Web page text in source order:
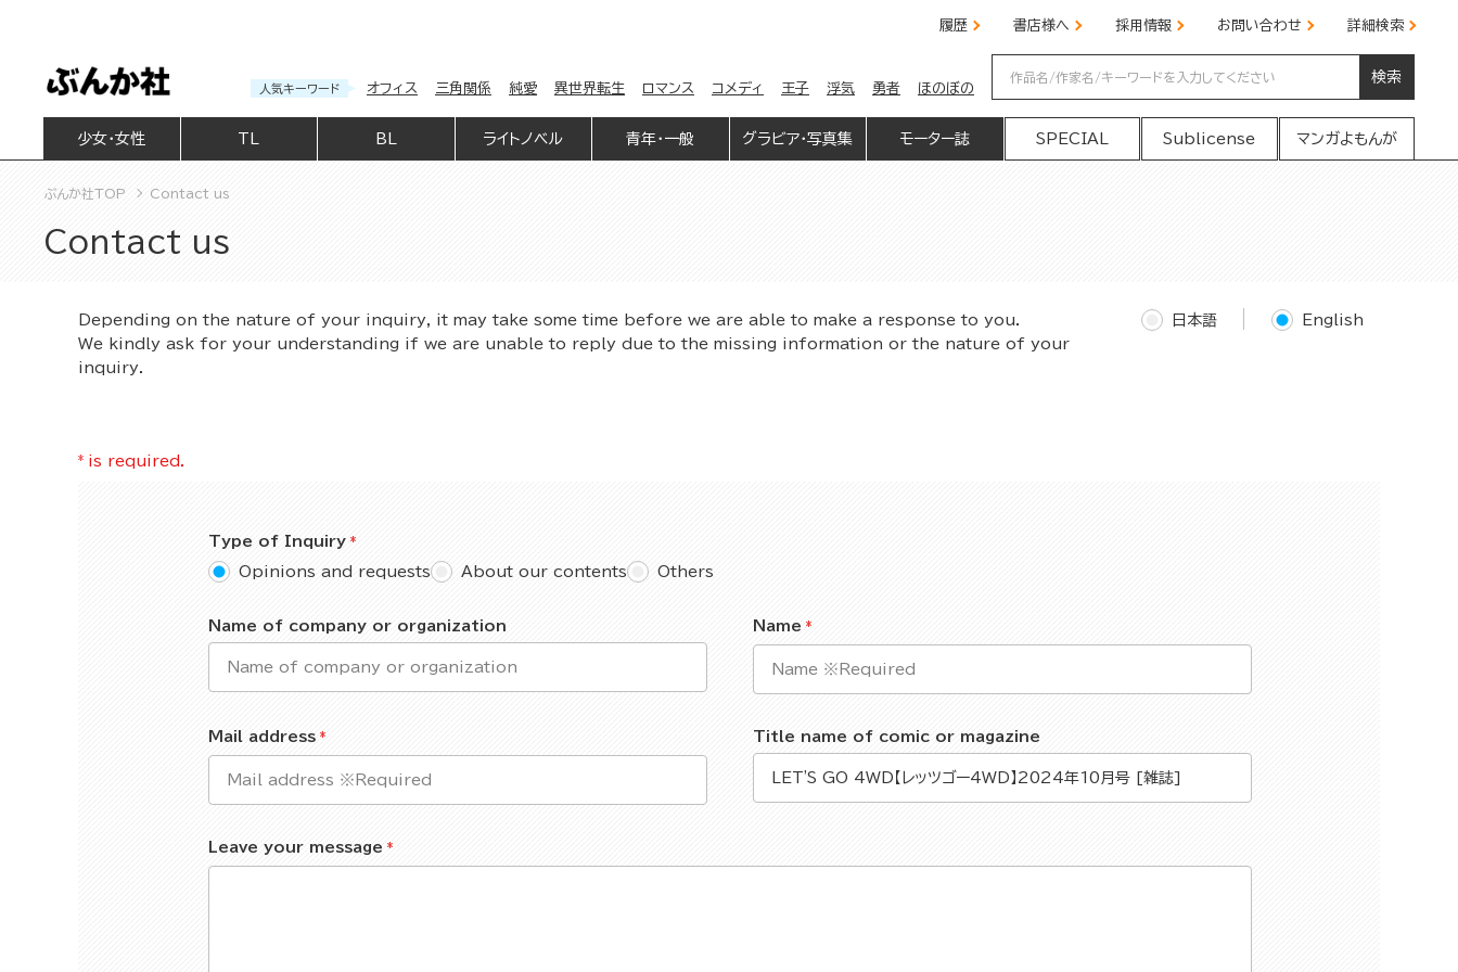
履歴 書店様へ 採用情報 お問い合わせ 詳細検索
人気キーワード オフィス 三角関係 純愛 異世界転生 ロマンス コメディ 王子 浮気 勇者 ほのぼの
検索
少女・女性 BL ライトノベル 青年・一般 グラビア・写真集 モーター誌 SPECIAL Sublicense マンガよもんが
ぶんか社TOP Contact us
Contact us
Depending on the nature of your inquiry, it may take some time before we are able to make a response to you.
We kindly ask for your understanding if we are unable to reply due to the missing information or the nature of your
inquiry.
日本語 English
* is required.
Type of Inquiry
Opinions and requests
About our contents Others
Name of company or organization Name
Mail address Title name of comic or magazine
Leave your message